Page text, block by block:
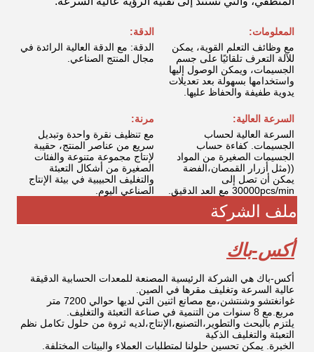
المعلومات:
مع وظائف التعلم القوية، يمكن
للآلة التعرف تلقائيًا على جسم
الجسيمات، ويمكن الوصول إليها
واستخدامها بسهولة بعد تعديلات
يدوية طفيفة والحفاظ عليها.
الدقة:
الدقة: مع الدقة العالية الرائدة في
مجال المنتج الصناعي.
السرعة العالية:
السرعة العالية لحساب
الجسيمات. كفاءة حساب
الجسيمات الصغيرة من المواد
((مثل أزرار القمصان،الفضة
يمكن أن تصل إلى
30000pcs/min مع العد الدقيق.
مرنة:
مع تنظيف نقرة واحدة وتبديل
سريع من عناصر المنتج، حقيبة
لإنتاج مجموعة متنوعة والفئات
الصغيرة من أشكال التعبئة
والتغليف الحبيبية في بيئة الإنتاج
الصناعي اليوم.
ملف الشركة
أكس-باك
أكس-باك هي الشركة الرئيسية المصنعة للمعدات الحسابية الدقيقة
عالية السرعة وتغليف مقرها في الصين.
غوانغتشو وشنتشن،مع مصانع اثنين التي لديها حوالي 7200 متر
مربع.مع 8 سنوات من التنمية في صناعة التعبئة والتغليف.
يلتزم بالبحث والتطوير،التصنيع،الإنتاج،لديه ثروة من حلول تكامل نظم
التعبئة والتغليف الذكية
الخبرة. يمكن تحسين حلولنا لمتطلبات العملاء والبيئات المختلفة.